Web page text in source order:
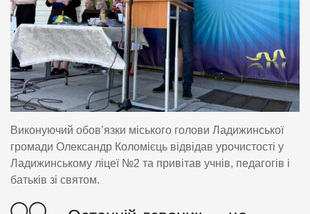
Виконуючий обов’язки міського голови Ладижинської
громади Олександр Коломієць відвідав урочистості у
Ладижинському ліцеї №2 та привітав учнів, педагогів і
батьків зі святом.